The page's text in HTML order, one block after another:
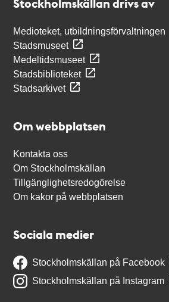
Stockholmskällan drivs av
Medioteket, utbildningsförvaltningen
Stadsmuseet
Medeltidsmuseet
Stadsbiblioteket
Stadsarkivet
Om webbplatsen
Kontakta oss
Om Stockholmskällan
Tillgänglighetsredogörelse
Om kakor på webbplatsen
Sociala medier
Stockholmskällan på Facebook
Stockholmskällan på Instagram